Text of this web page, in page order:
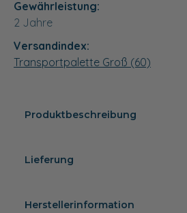
Gewährleistung:
2 Jahre
Versandindex:
Transportpalette Groß (60)
Produktbeschreibung
Lieferung
Herstellerinformation